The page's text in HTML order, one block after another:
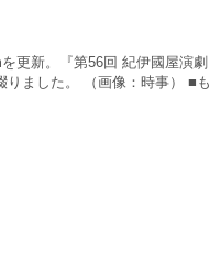
更新。『第56回 紀伊國屋演劇
りました。 （画像：時事） ■も